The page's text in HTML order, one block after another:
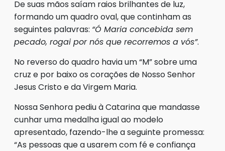
De suas mãos saíam raios brilhantes de luz,
formando um quadro oval, que continham as
seguintes palavras: “Ó Maria concebida sem
pecado, rogai por nós que recorremos a vós”.
No reverso do quadro havia um “M” sobre uma
cruz e por baixo os corações de Nosso Senhor
Jesus Cristo e da Virgem Maria.
Nossa Senhora pediu à Catarina que mandasse
cunhar uma medalha igual ao modelo
apresentado, fazendo-lhe a seguinte promessa:
“As pessoas que a usarem com fé e confiança